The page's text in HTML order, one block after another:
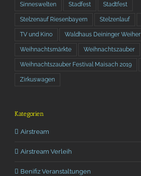
Sinneswelten Stadfest Stadtfest
Stelzenauf Riesenbayern Stelzenlauf
TV und Kino Waldhaus Deininger Weiher
Weihnachtsmärkte Weihnachtszauber
Weihnachtszauber Festival Maisach 2019
Zirkuswagen
Kategorien
Airstream
Airstream Verleih
Benifiz Veranstaltungen